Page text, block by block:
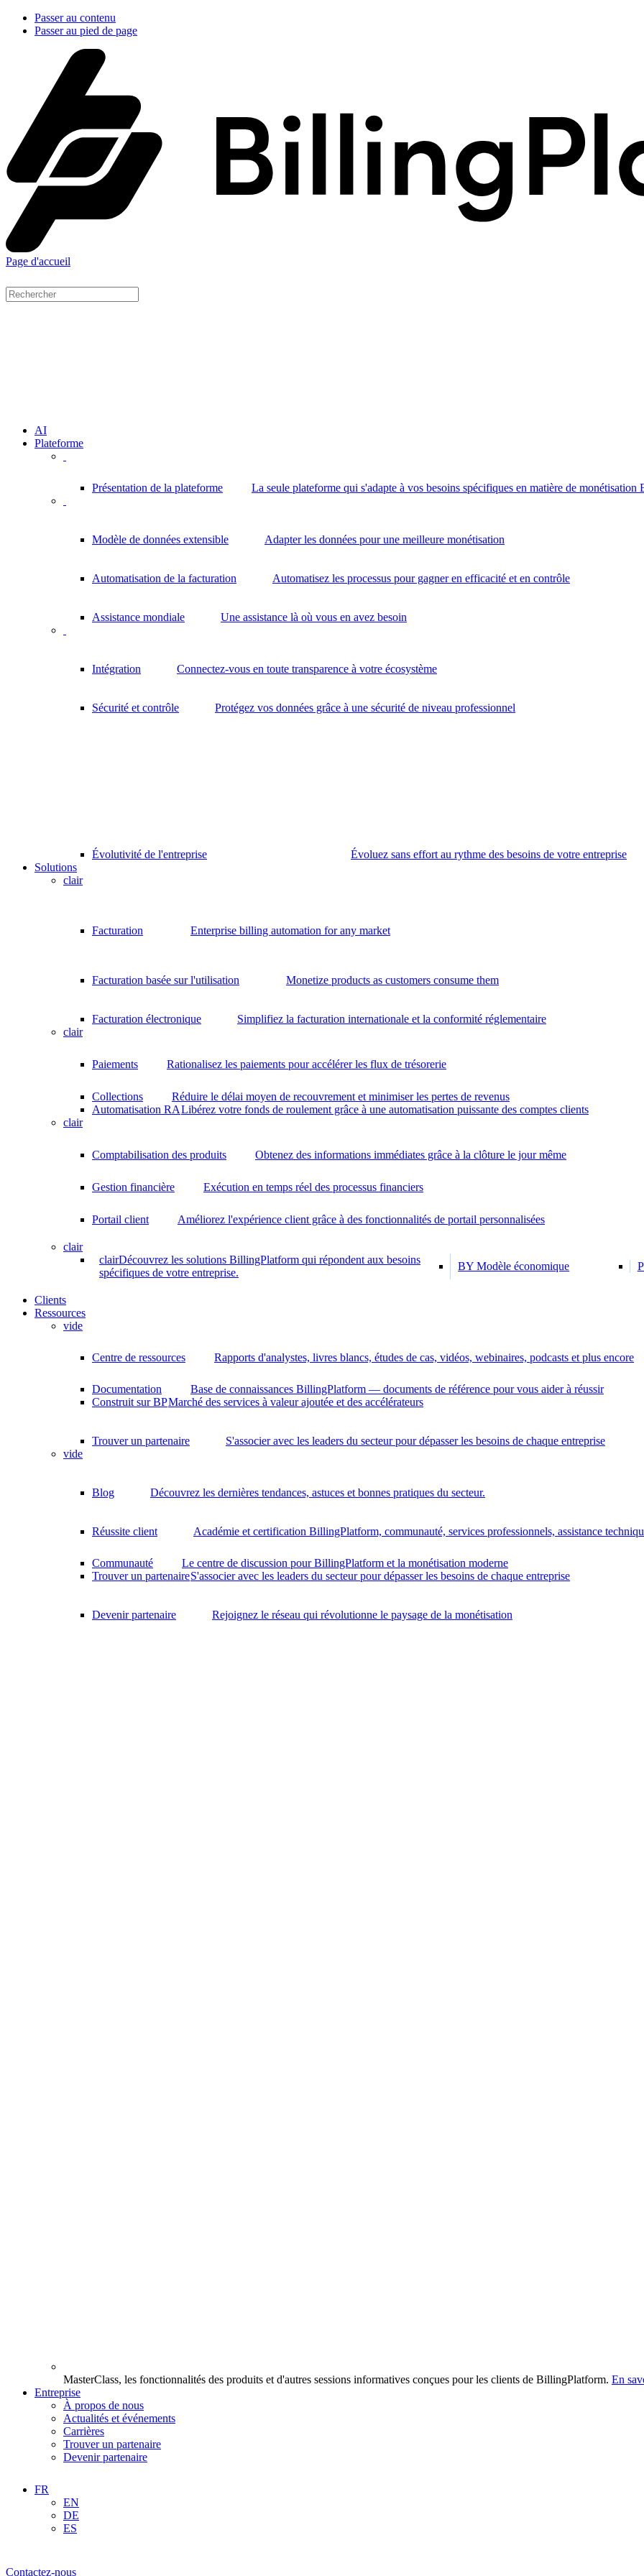
Passer au contenu
Passer au pied de page
Page d'accueil
AI
Plateforme
Présentation de la plateforme La seule plateforme qui s'adapte à vos besoins spécifiques en matière de monétisation
Modèle de données extensible Adapter les données pour une meilleure monétisation
Automatisation de la facturation Automatisez les processus pour gagner en efficacité et en contrôle
Assistance mondiale Une assistance là où vous en avez besoin
Intégration Connectez-vous en toute transparence à votre écosystème
Sécurité et contrôle Protégez vos données grâce à une sécurité de niveau professionnel
Évolutivité de l'entreprise
Évoluez sans effort au rythme des besoins de votre entreprise
Solutions
clair
Facturation Enterprise billing automation for any market
Facturation basée sur l'utilisation Monetize products as customers consume them
Facturation électronique
Simplifiez la facturation internationale et la conformité réglementaire
clair
Paiements Rationalisez les paiements pour accélérer les flux de trésorerie
Collections
Réduire le délai moyen de recouvrement et minimiser les pertes de revenus
Automatisation RALibérez votre fonds de roulement grâce à une automatisation puissante des comptes clients
clair
Comptabilisation des produits Obtenez des informations immédiates grâce à la clôture le jour même
Gestion financière Exécution en temps réel des processus financiers
Portail client Améliorez l'expérience client grâce à des fonctionnalités de portail personnalisées
clair
clairDécouvrez les solutions BillingPlatform qui répondent aux besoins
spécifiques de votre entreprise.
BY Modèle économique
Clients
Ressources
vide
Centre de ressources Rapports d'analystes, livres blancs, études de cas, vidéos, webinaires, podcasts et plus encore
Documentation
Base de connaissances BillingPlatform — documents de référence pour vous aider à réussir
Construit sur BPMarché des services à valeur ajoutée et des accélérateurs
Trouver un partenaire
S'associer avec les leaders du secteur pour dépasser les besoins de chaque entreprise
vide
Blog Découvrez les dernières tendances, astuces et bonnes pratiques du secteur.
Réussite client Académie et certification BillingPlatform, communauté, services professionnels, assistance
Communauté
Le centre de discussion pour BillingPlatform et la monétisation moderne
Trouver un partenaireS'associer avec les leaders du secteur pour dépasser les besoins de chaque entreprise
Devenir partenaire Rejoignez le réseau qui révolutionne le paysage de la monétisation
MasterClass, les fonctionnalités des produits et d'autres sessions informatives conçues pour les clients de BillingPlatform. En
Entreprise
À propos de nous
Actualités et événements
Carrières
Trouver un partenaire
Devenir partenaire
FR
EN
DE
ES
Contactez-nous